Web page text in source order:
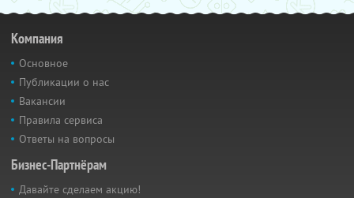
Компания
Основное
Публикации о нас
Вакансии
Правила сервиса
Ответы на вопросы
Бизнес-Партнёрам
Давайте сделаем акцию!